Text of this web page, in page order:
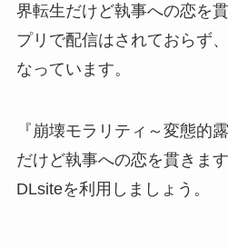
界転生だけど執事への恋を
プリで配信はされておらず、
なっています。
『崩壊モラリティ～変態的
だけど執事への恋を貫きま
DLsiteを利用しましょう。